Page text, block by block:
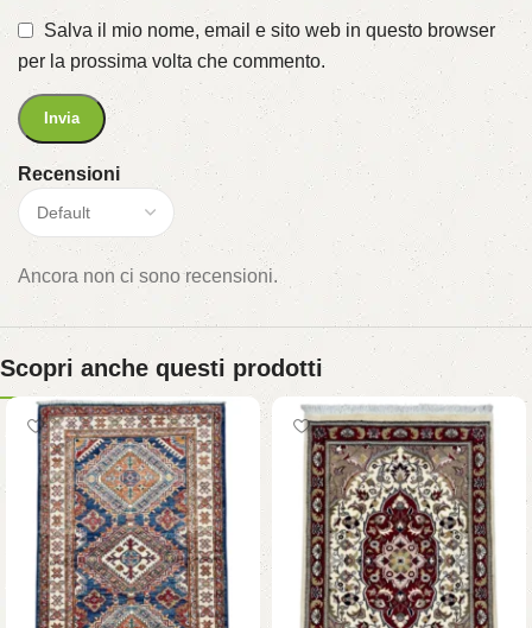
Recensioni
Ancora non ci sono recensioni.
Salva il mio nome, email e sito web in questo browser
per la prossima volta che commento.
Scopri anche questi prodotti